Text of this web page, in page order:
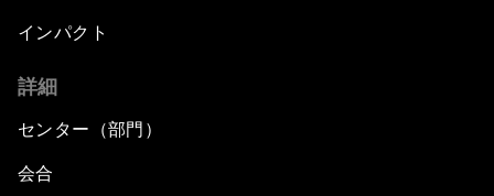
インパクト
詳細
センター（部門）
会合